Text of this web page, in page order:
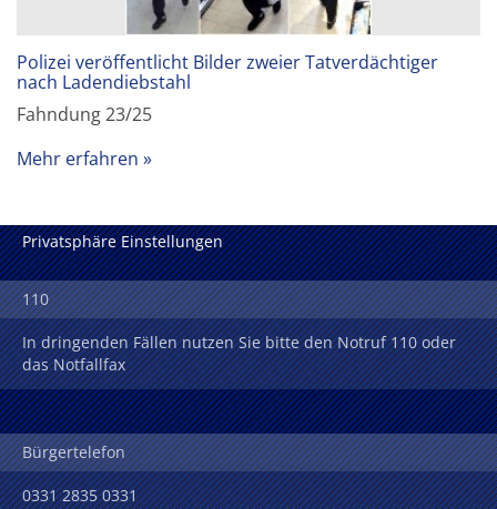
Polizei veröffentlicht Bilder zweier Tatverdächtiger
nach Ladendiebstahl
Fahndung 23/25
Mehr erfahren
Privatsphäre Einstellungen
110
In dringenden Fällen nutzen Sie bitte den Notruf 110 oder
das Notfallfax
Bürgertelefon
0331 2835 0331